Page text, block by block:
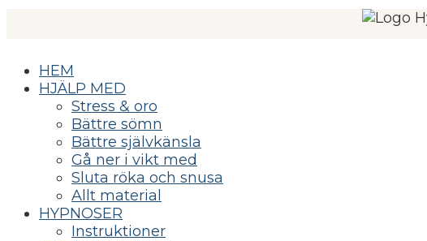
HEM
HJÄLP MED
Stress & oro
Bättre sömn
Bättre självkänsla
Gå ner i vikt med
Sluta röka och snusa
Allt material
HYPNOSER
Instruktioner